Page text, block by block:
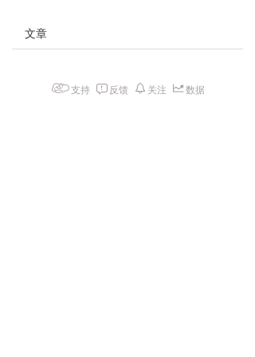
文章
支持 反馈 关注 数据